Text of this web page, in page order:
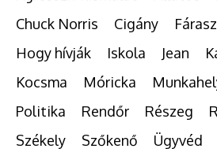
Chuck Norris
Cigány
Hogy hívják
Iskola Jean
Kocsma
Móricka
Politika
Rendőr Részeg
Székely
Szőkenő Ügyvéd